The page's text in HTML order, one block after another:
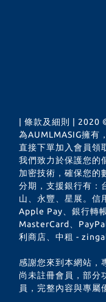
| 條款及細則 |
為AUMLMASIG擁有
直接下單加入會員領
我們致力於保護您的
加密技術，確保您的
分期，支援銀行有：
山、永豐、星展。信
Apple Pay、銀行轉
MasterCard、
利商店、中租 -
感謝您來到本網站，
尚未註冊會員，部分
員，完整內容與專屬